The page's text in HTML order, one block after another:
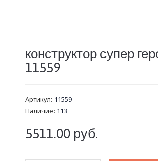
конструктор супер
11559
Артикул: 11559
Наличие: 113
5511.00 руб.